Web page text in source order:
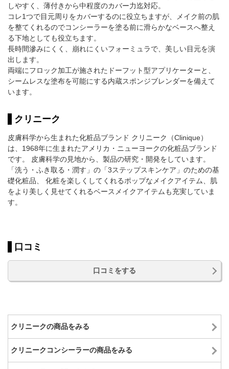
しやすく、薄付きから中程度のカバー力迄対応。
コレ1つで目元周りをカバーするのに役立ちますが、メイク前の肌
を整てくれるのでコンシーラーを塗る前に滑らかなベースへ整え
る下地としても役立ちます。
長時間滲みにくく、崩れにくいフォーミュラで、美しい目元を演
出します。
両端にフロック加工が施されたドーフット型アプリケーターと、
シームレスな塗布を可能にする内蔵スポンジブレンダーを備えて
います。
クリニーク
皮膚科学から生まれた化粧品ブランド クリニーク（Clinique）
は、1968年に生まれたアメリカ・ニューヨークの化粧品ブランド
です。 皮膚科学の見地から、製品の研究・開発をしています。
「洗う・ふき取る・潤す」の「3ステップスキンケア」のための基
礎化粧品、 化粧を楽しくしてくれるポップなメイクアイテム、肌
をより美しく見せてくれるベースメイクアイテムも充実していま
す。
口コミ
口コミをする
クリニークの商品をみる
クリニークコンシーラーの商品をみる